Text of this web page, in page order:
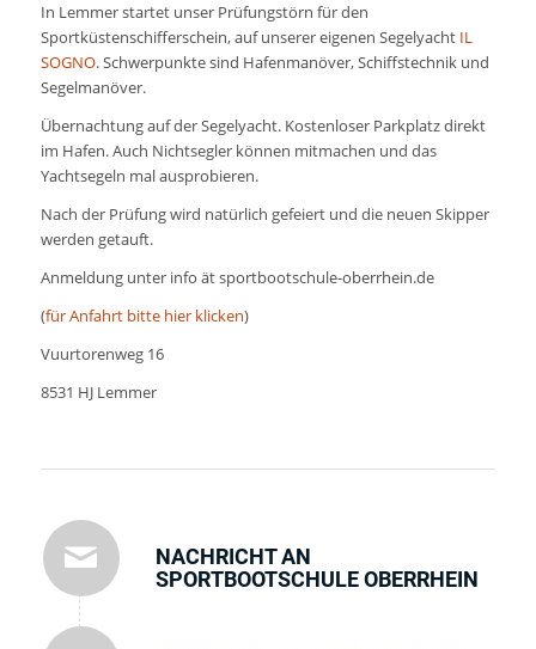
In Lemmer startet unser Prüfungstörn für den
Sportküstenschifferschein, auf unserer eigenen Segelyacht IL
SOGNO. Schwerpunkte sind Hafenmanöver, Schiffstechnik und
Segelmanöver.
Übernachtung auf der Segelyacht. Kostenloser Parkplatz direkt
im Hafen. Auch Nichtsegler können mitmachen und das
Yachtsegeln mal ausprobieren.
Nach der Prüfung wird natürlich gefeiert und die neuen Skipper
werden getauft.
Anmeldung unter info ät sportbootschule-oberrhein.de
(für Anfahrt bitte hier klicken)
Vuurtorenweg 16
8531 HJ Lemmer
NACHRICHT AN
SPORTBOOTSCHULE OBERRHEIN